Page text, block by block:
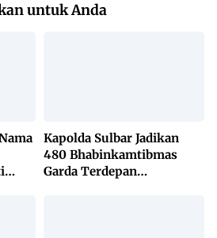
untuk Anda
Kapolda Sulbar Jadikan
480 Bhabinkamtibmas
Garda Terdepan